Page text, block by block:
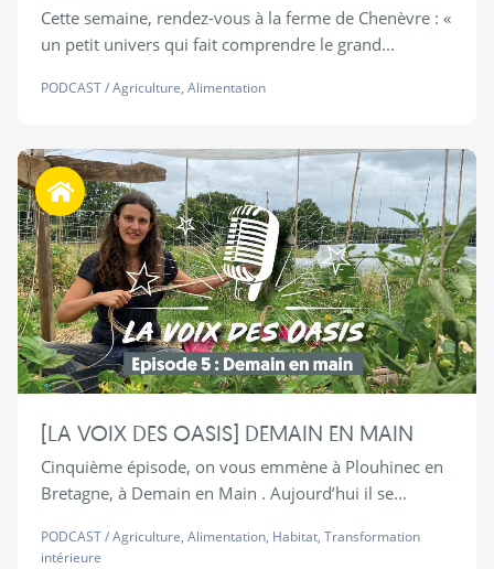
Cette semaine, rendez-vous à la ferme de Chenèvre : «
un petit univers qui fait comprendre le grand...
PODCAST/Agriculture, Alimentation
Habiter autrement
[LA VOIX DES OASIS] DEMAIN EN MAIN
Cinquième épisode, on vous emmène à Plouhinec en
Bretagne, à Demain en Main . Aujourd’hui il se...
PODCAST/Agriculture, Alimentation, Habitat, Transformation
intérieure